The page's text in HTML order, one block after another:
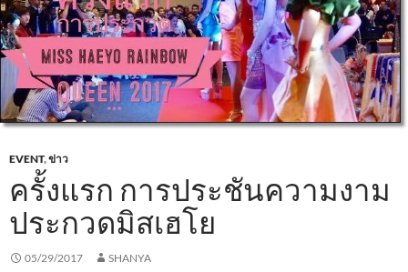
EVENT,ข่าว
ครั้งแรก การประชันความงาม
ประกวดมิสเฮโย
05/29/2017 SHANYA